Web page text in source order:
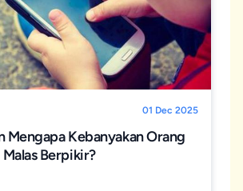
01 Dec 2025
Mengapa Kebanyakan Orang
Berpikir?